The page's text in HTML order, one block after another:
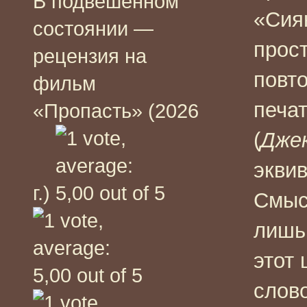
состоянии —
рецензия на
фильм
«Пропасть» (2026
г.)
(
лишь
этот